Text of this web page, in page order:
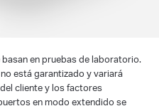
en pruebas de laboratorio.
está garantizado y variará
cliente y los factores
en modo extendido se